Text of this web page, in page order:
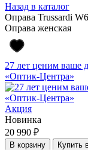
Назад в каталог
Оправа Trussardi
Оправа женская
27 лет ценим ваше
«Оптик-Центра»
Акция
Новинка
20 990 ₽
В корзину Купить